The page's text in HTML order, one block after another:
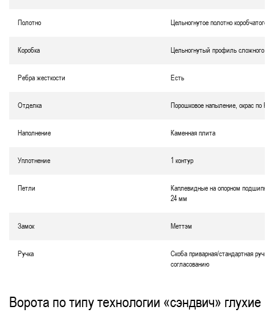
Полотно Цельногнутое полотно коробчатого
Коробка Цельногнутый профиль сложного
Ребра жесткости Есть
Отделка Порошковое напыление, окрас по
Наполнение Каменная плита
Уплотнение 1 контур
Петли
Каплевидные на опорном
24 мм
Замок Меттэм
Ручка
Скоба приварная/стандартная
согласованию
Ворота по типу технологии «сэндвич» глухие